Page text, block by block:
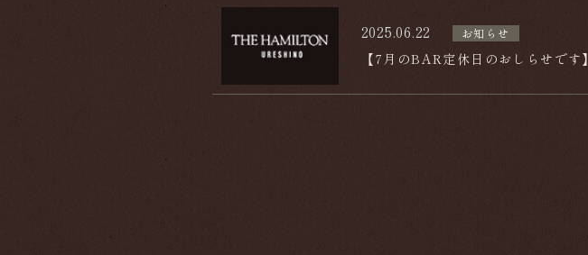
2025.06.22 お知らせ
【7月のBAR定休日のおしらせです】